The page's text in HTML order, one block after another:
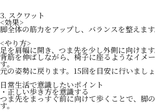
3. スクワット
<効果>
脚全体の筋力をアップし、バランスを整えます
<やり方>
足を肩幅に開き、つま先を少し外側に向けます
背筋を伸ばしながら、椅子に座るようなイメ
す。
元の姿勢に戻ります。15回を目安に行いましょ
日常生活で意識したいポイント
・正しい歩き方を意識する
つま先をまっすぐ前に向けて歩くことで、脚
す。